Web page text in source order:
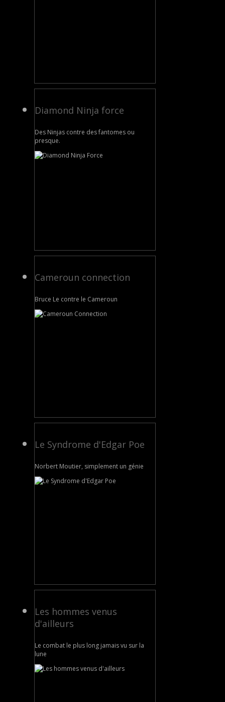
Diamond Ninja force
Des Ninjas contre des fantomes ou
presque.
Cameroun connection
Bruce Le contre le Cameroun
Le Syndrome d'Edgar Poe
Norbert Moutier, simplement un génie
Les hommes venus
d'ailleurs
Le combat le plus long jamais vu sur la
lune